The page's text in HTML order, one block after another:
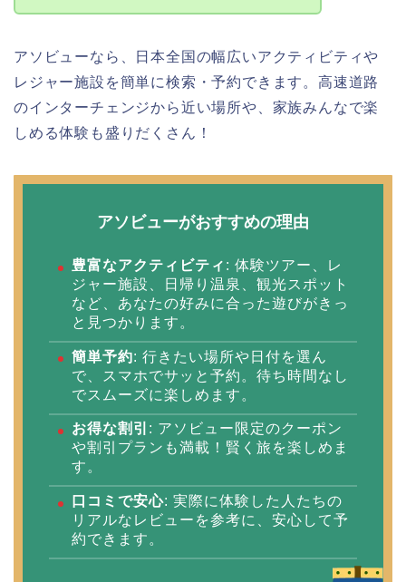
アソビューなら、日本全国の幅広いアクティビティや
レジャー施設を簡単に検索・予約できます。高速道路
のインターチェンジから近い場所や、家族みんなで楽
しめる体験も盛りだくさん！
アソビューがおすすめの理由
豊富なアクティビティ : 体験ツアー、レ
ジャー施設、日帰り温泉、観光スポット
など、あなたの好みに合った遊びがきっ
と見つかります。
簡単予約: 行きたい場所や日付を選ん
で、スマホでサッと予約。待ち時間なし
でスムーズに楽しめます。
お得な割引 : アソビュー限定のクーポン
や割引プランも満載！賢く旅を楽しめま
す。
口コミで安心: 実際に体験した人たちの
リアルなレビューを参考に、安心して予
約できます。